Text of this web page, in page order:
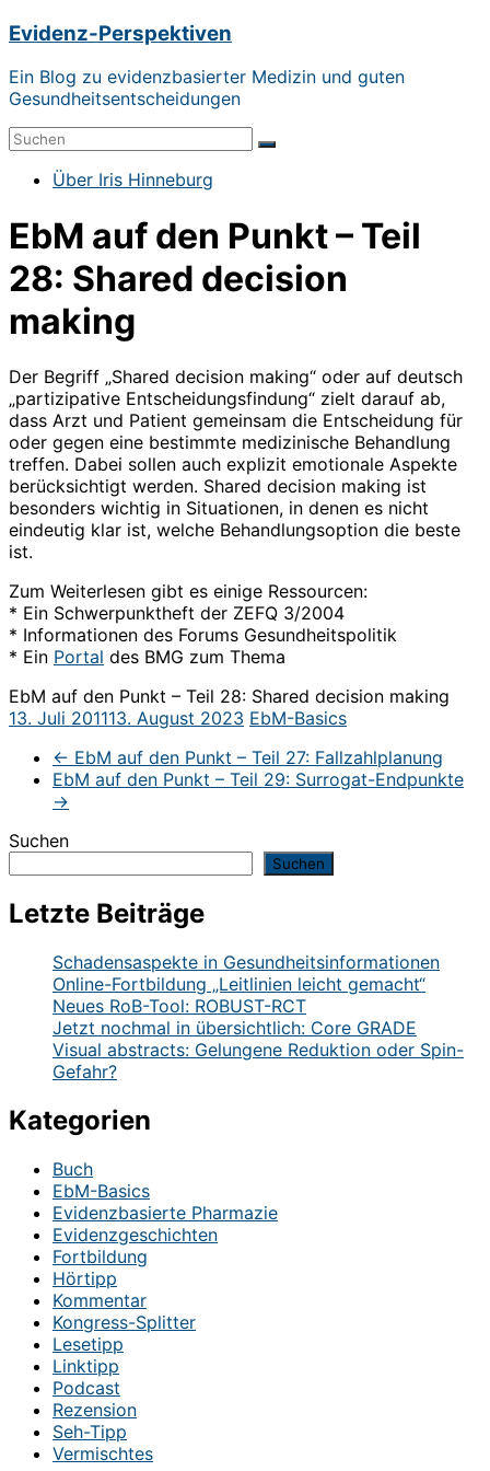
Zum
springen
Evidenz-Perspektiven
Ein Blog zu evidenzbasierter Medizin und guten
Gesundheitsentscheidungen
Menü Über Iris Hinneburg
EbM auf den Punkt – Teil
28: Shared decision
making
Der Begriff „Shared decision making“ oder auf deutsch
„partizipative Entscheidungsfindung“ zielt darauf ab,
dass Arzt und Patient gemeinsam die Entscheidung für
oder gegen eine bestimmte medizinische Behandlung
treffen. Dabei sollen auch explizit emotionale Aspekte
berücksichtigt werden. Shared decision making ist
besonders wichtig in Situationen, in denen es nicht
eindeutig klar ist, welche Behandlungsoption die beste
ist.
Zum Weiterlesen gibt es einige Ressourcen:
* Ein Schwerpunktheft der ZEFQ 3/2004
* Informationen des Forums Gesundheitspolitik
* Ein Portal des BMG zum Thema
EbM auf den Punkt – Teil 28: Shared decision making
13. Juli 201113. August 2023 EbM-Basics
← EbM auf den Punkt – Teil 27: Fallzahlplanung
EbM auf den Punkt – Teil 29: Surrogat-Endpunkte
→
Suchen
Suchen
Letzte Beiträge
Schadensaspekte in Gesundheitsinformationen
Online-Fortbildung „Leitlinien leicht gemacht“
Neues RoB-Tool: ROBUST-RCT
Jetzt nochmal in übersichtlich: Core GRADE
Visual abstracts: Gelungene Reduktion oder Spin-
Gefahr?
Kategorien
Buch
EbM-Basics
Evidenzbasierte Pharmazie
Evidenzgeschichten
Fortbildung
Hörtipp
Kommentar
Kongress-Splitter
Lesetipp
Linktipp
Podcast
Rezension
Seh-Tipp
Vermischtes